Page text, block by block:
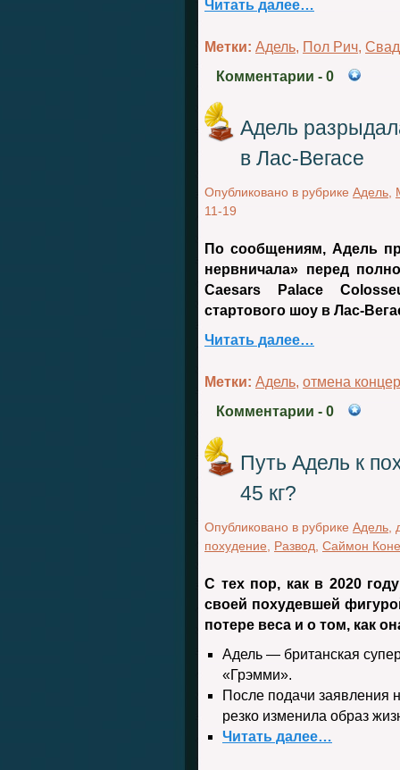
Читать далее…
Метки: Адель, Пол Рич,
Комментарии - 0
Адель
в Лас-Вегасе
Опубликовано в рубрике Адель
11-19
По сообщениям, Адель
нервничала» перед
Caesars Palace
стартового шоу в Лас-
Читать далее…
Метки: Адель, отмена
Комментарии - 0
Путь Адель к
45 кг?
Опубликовано в рубрике Адель
похудение
Развод Саймон
С тех пор, как в 2020
своей похудевшей
потере веса и о том, как
Адель — британская
«Грэмми».
После подачи заявления
резко изменила образ
Читать далее…